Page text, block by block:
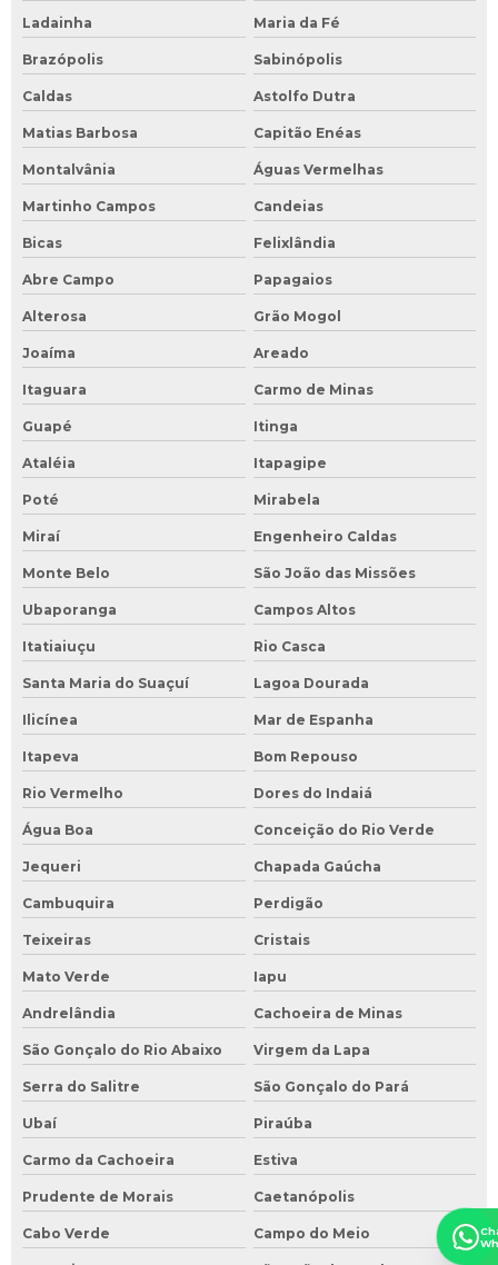
Ladainha Maria da Fé
Brazópolis Sabinópolis
Caldas Astolfo Dutra
Matias Barbosa Capitão Enéas
Montalvânia Águas Vermelhas
Martinho Campos Candeias
Bicas Felixlândia
Abre Campo Papagaios
Alterosa Grão Mogol
Joaíma Areado
Itaguara Carmo de Minas
Guapé Itinga
Ataléia Itapagipe
Poté Mirabela
Miraí Engenheiro Caldas
Monte Belo São João das Missões
Ubaporanga Campos Altos
Itatiaiuçu Rio Casca
Santa Maria do Suaçuí Lagoa Dourada
Ilicínea Mar de Espanha
Itapeva Bom Repouso
Rio Vermelho Dores do Indaiá
Água Boa Conceição do Rio Verde
Jequeri Chapada Gaúcha
Cambuquira Perdigão
Teixeiras Cristais
Mato Verde Iapu
Andrelândia Cachoeira de Minas
São Gonçalo do Rio Abaixo Virgem da Lapa
Serra do Salitre São Gonçalo do Pará
Ubaí Piraúba
Carmo da Cachoeira Estiva
Prudente de Morais Caetanópolis
Cabo Verde Campo do Meio